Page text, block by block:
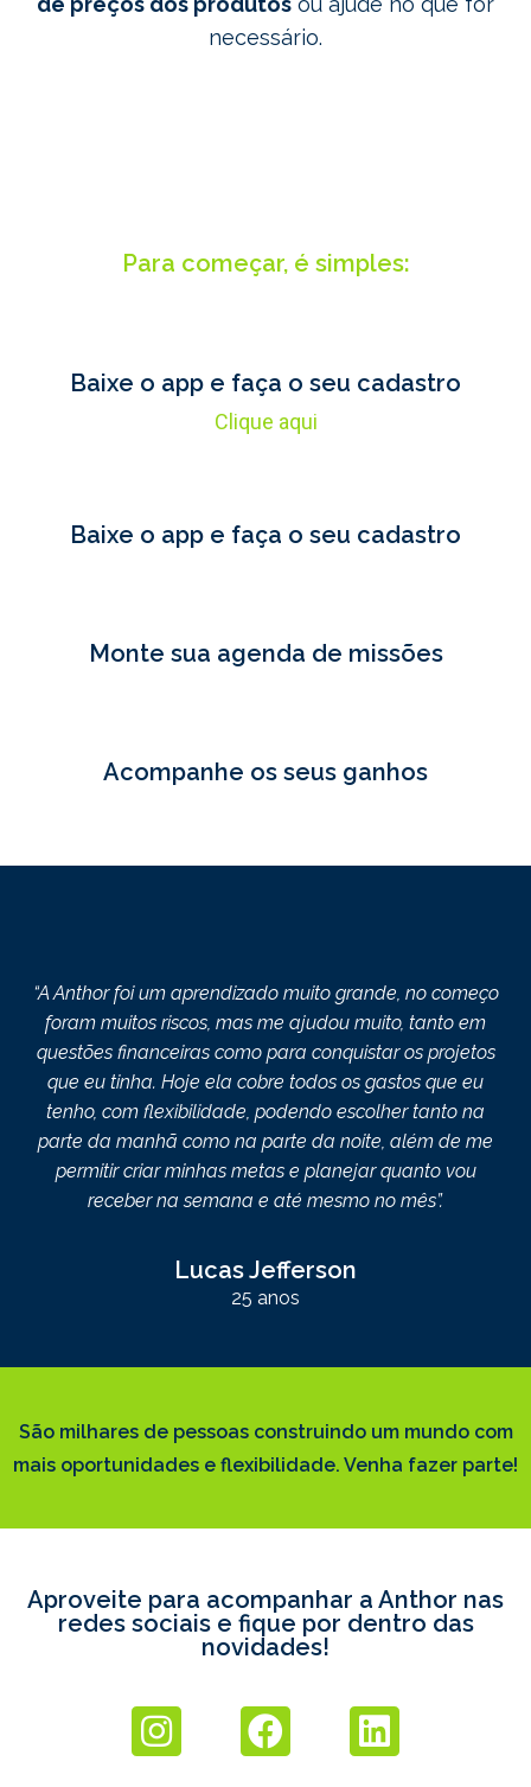
necessário.
Para começar, é simples:
Baixe o app e faça o seu cadastro
Clique aqui
Baixe o app e faça o seu cadastro
Monte sua agenda de missões
Acompanhe os seus ganhos
“A Anthor foi um aprendizado muito grande, no começo
foram muitos riscos, mas me ajudou muito, tanto em
questões financeiras como para conquistar os projetos
que eu tinha. Hoje ela cobre todos os gastos que eu
tenho, com flexibilidade, podendo escolher tanto na
parte da manhã como na parte da noite, além de me
permitir criar minhas metas e planejar quanto vou
receber na semana e até mesmo no mês”.
Lucas Jefferson
25 anos
São milhares de pessoas construindo um mundo com
mais oportunidades e flexibilidade. Venha fazer parte!
Aproveite para acompanhar a Anthor nas
redes sociais e fique por dentro das
novidades!